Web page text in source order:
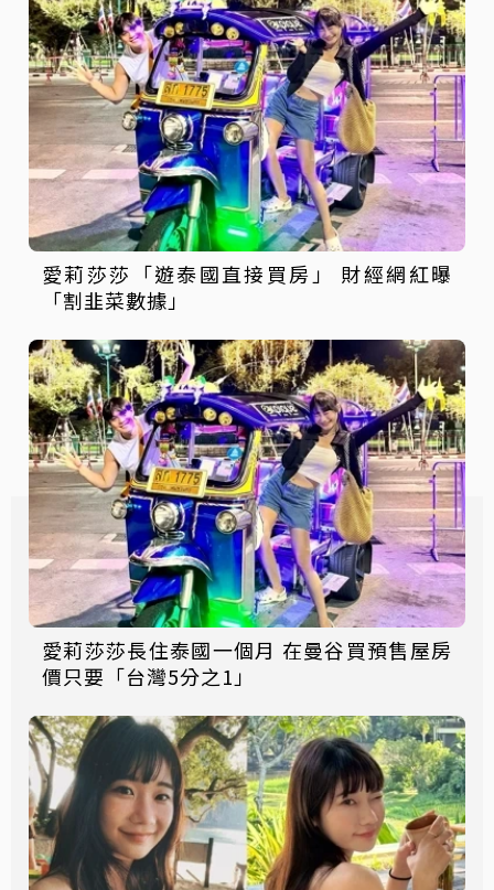
愛莉莎莎「遊泰國直接買房」 財經網紅曝
「割韭菜數據」
愛莉莎莎長住泰國一個月 在曼谷買預售屋房
價只要「台灣5分之1」